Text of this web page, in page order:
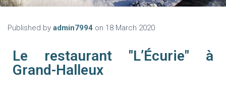
T
Published by admin7994 on 18 March 2020
Le restaurant "L’Écurie" à
Grand-Halleux